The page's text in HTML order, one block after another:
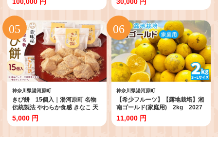
神奈川旅行宿泊券 旅館宿泊券トラ
ベル 旅行券 宿泊券トラベル 家族
旅行宿泊券 しゅくはくけん とら
べる シュクハクケン トラベル 3万
円分 国内旅行 夫婦 カップル 友人
旅行 観光 グループ旅行 ファミリ
ー旅行 人気 おすすめ 贅沢 リフレ
ッシュ 神奈川県 湯河原町 自然 温
泉 宿泊
神奈川 自然
神奈川県湯河原町
きび餅 15個入｜湯河原町 名物
伝統製法 やわらか食感 きなこ 天
然素材 手作り 和菓子 スイーツ お
土産
5,000 円
神奈川県湯河原町
【希少フルーツ】【露地栽培】湘
南ゴールド(家庭用) 2kg 2027
年3月中旬頃～3月下旬頃発送予定
| 湯河原町 2kg 地域特産品 露地栽
11,000 円